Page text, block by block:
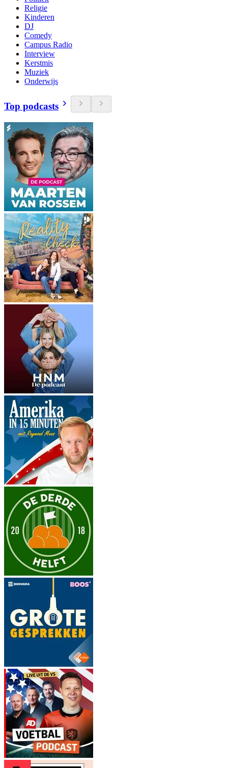
Religie
Kinderen
DJ
Comedy
Campus Radio
Interview
Kerstmis
Muziek
Onderwijs
Top podcasts